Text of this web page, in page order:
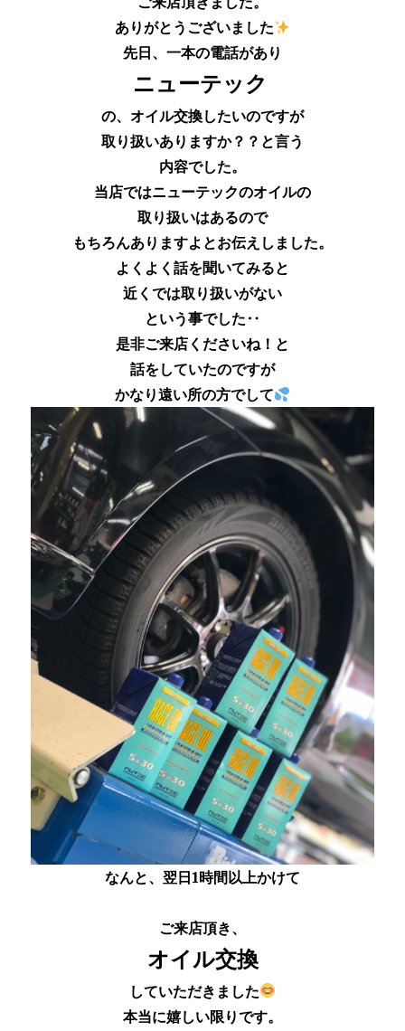
ありがとうございました
先日、一本の電話があり
ニューテック
の、オイル交換したいのですが
取り扱いありますか？？と言う
内容でした。
当店ではニューテックのオイルの
取り扱いはあるので
もちろんありますよとお伝えしました。
よくよく話を聞いてみると
近くでは取り扱いがない
という事でした‥
是非ご来店くださいね！と
話をしていたのですが
かなり遠い所の方でして
なんと、翌日1時間以上かけて
ご来店頂き、
オイル交換
していただきました
本当に嬉しい限りです。